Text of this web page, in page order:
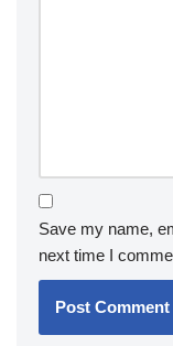
Save my name,
next time I